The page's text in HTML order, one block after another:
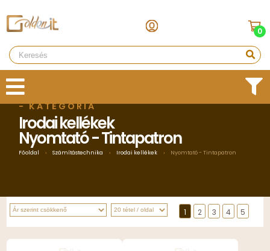
0
- KATEGÓRIA
Irodai kellékek
Nyomtató - Tintapatron
Főoldal › Számítástechnika › Irodai kellékek › Nyomtató - Tintapatron
1 2 3 4 5